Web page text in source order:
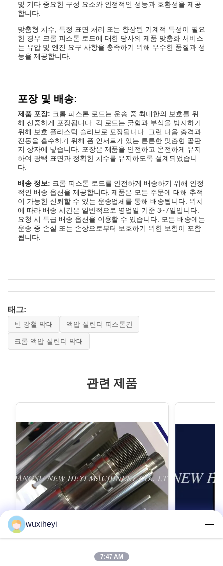
및 기타 중요한 구성 요소와 안정적인 성능과 호환성을 제공
합니다.
맞춤형 치수, 특정 표면 처리 또는 향상된 기계적 특성이 필요
한 경우 크롬 피스톤 로드에 대한 당사의 제품 맞춤화 서비스
는 유압 및 엔진 요구 사항을 충족하기 위해 우수한 품질과 성
능을 제공합니다.
포장 및 배송:
제품 포장: 크롬 피스톤 로드는 운송 중 최대한의 보호를 위
해 신중하게 포장됩니다. 각 로드는 긁힘과 부식을 방지하기
위해 보호 플라스틱 슬리브로 포장됩니다. 그런 다음 충격과
진동을 흡수하기 위해 폼 인서트가 있는 튼튼한 맞춤형 골판
지 상자에 넣습니다. 포장은 제품을 안전하고 온전하게 유지
하여 광택 표면과 정확한 치수를 유지하도록 설계되었습니
다.
배송 정보: 크롬 피스톤 로드를 안전하게 배송하기 위해 안정
적인 배송 옵션을 제공합니다. 제품은 모든 주문에 대해 추적
이 가능한 신뢰할 수 있는 운송업체를 통해 배송됩니다. 위치
에 따라 배송 시간은 일반적으로 영업일 기준 3~7일입니다.
요청 시 특급 배송 옵션을 이용할 수 있습니다. 모든 배송에는
운송 중 손실 또는 손상으로부터 보호하기 위한 보험이 포함
됩니다.
태그:
빈 강철 막대 액압 실린더 피스톤간
크롬 액압 실린더 막대
관련 제품
wuxiheyi
7:47 AM